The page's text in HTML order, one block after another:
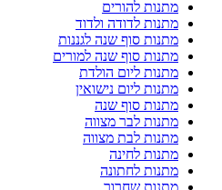
מתנות להורים
מתנות לדודה ולדוד
מתנות סוף שנה לגננות
מתנות סוף שנה למורים
מתנות ליום הולדת
מתנות ליום נישואין
מתנות סוף שנה
מתנות לבר מצווה
מתנות לבת מצווה
מתנות לחינה
מתנות לחתונה
מתנות שחרור